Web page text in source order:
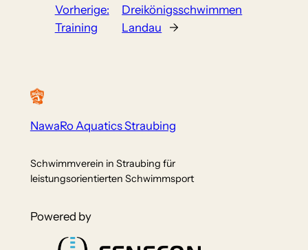
Vorherige:
Training
Dreikönigsschwimmen
Landau
→
NawaRo Aquatics Straubing
Schwimmverein in Straubing für
leistungsorientierten Schwimmsport
Powered by